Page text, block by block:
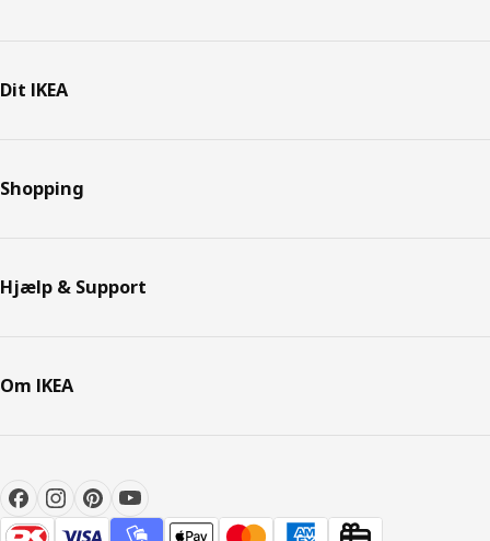
Dit IKEA
Shopping
Hjælp & Support
Om IKEA